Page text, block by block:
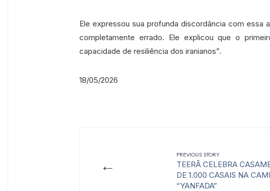
Ele expressou sua profunda discordância com essa
completamente errado. Ele explicou que o
capacidade de resiliência dos iranianos”.
18/05/2026
←
PREVIOUS STORY
TEERÃ CELEBRA
DE 1.000 CASAIS NA
“YANFADA”